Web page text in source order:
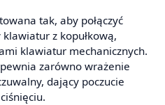
tak, aby połączyć
z kopułkową,
klawiatur mechanicznych.
zarówno wrażenie
dający poczucie